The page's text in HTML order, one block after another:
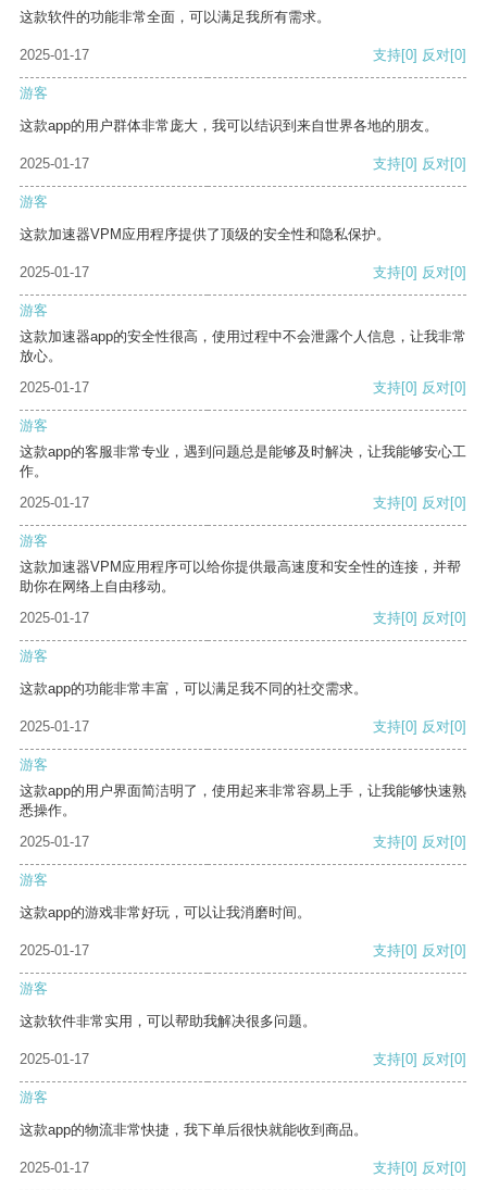
这款软件的功能非常全面，可以满足我所有需求。
2025-01-17 支持[0] 反对[0]
游客
这款app的用户群体非常庞大，我可以结识到来自世界各地的朋友。
2025-01-17 支持[0] 反对[0]
游客
这款加速器VPM应用程序提供了顶级的安全性和隐私保护。
2025-01-17 支持[0] 反对[0]
游客
这款加速器app的安全性很高，使用过程中不会泄露个人信息，让我非常
放心。
2025-01-17
支持[0] 反对[0]
游客
这款app的客服非常专业，遇到问题总是能够及时解决，让我能够安心工
作。
2025-01-17
支持[0] 反对[0]
游客
这款加速器VPM应用程序可以给你提供最高速度和安全性的连接，并帮
助你在网络上自由移动。
2025-01-17
支持[0] 反对[0]
游客
这款app的功能非常丰富，可以满足我不同的社交需求。
2025-01-17 支持[0] 反对[0]
游客
这款app的用户界面简洁明了，使用起来非常容易上手，让我能够快速熟
悉操作。
2025-01-17
支持[0] 反对[0]
游客
这款app的游戏非常好玩，可以让我消磨时间。
2025-01-17 支持[0] 反对[0]
游客
这款软件非常实用，可以帮助我解决很多问题。
2025-01-17 支持[0] 反对[0]
游客
这款app的物流非常快捷，我下单后很快就能收到商品。
2025-01-17 支持[0] 反对[0]